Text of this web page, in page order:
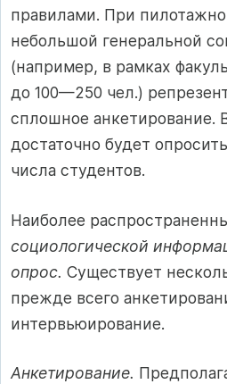
правилами. При
небольшой генеральной
(например, в рамках
до 100—250 чел.)
сплошное анкетирование.
достаточно будет
числа студентов.
Наиболее
социологической
опрос. Существует
прежде всего
интервьюирование.
Анкетирование.